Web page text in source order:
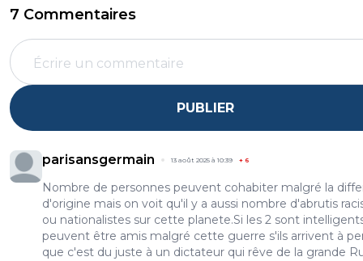
7 Commentaires
PUBLIER
parisansgermain 13 août 2025 à 10:39 + 6
Nombre de personnes peuvent cohabiter malgré la
d'origine mais on voit qu'il y a aussi nombre d'abrutis
ou nationalistes sur cette planete.Si les 2 sont
peuvent être amis malgré cette guerre s'ils arrivent à
que c'est du juste à un dictateur qui rêve de la grande